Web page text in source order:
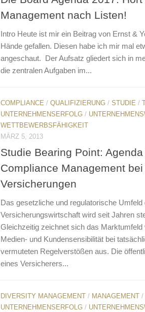
Management nach Listen!
Intro Heute ist mir ein Beitrag von Ernst &
Hände gefallen. Diesen habe ich mir mal
angeschaut. Der Aufsatz gliedert sich in
die zentralen Aufgaben im...
COMPLIANCE / QUALIFIZIERUNG / STUDIE /
UNTERNEHMENSERFOLG /
WETTBEWERBSFÄHIGKEIT
MÄRZ 5, 2013
Studie Bearing Point:
Compliance Management bei
Versicherungen
Das gesetzliche und regulatorische Umfeld
Versicherungswirtschaft wird seit Jahren
Gleichzeitig zeichnet sich das Marktumfeld
Medien- und Kundensensibilität bei
vermuteten Regelverstößen aus. Die
eines Versicherers...
DIVERSITY MANAGEMENT / MANAGEMENT /
UNTERNEHMENSERFOLG /